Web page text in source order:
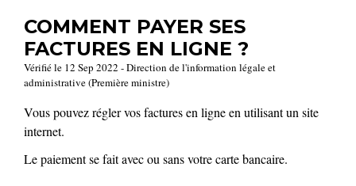
COMMENT PAYER SES
FACTURES EN LIGNE ?
Vérifié le 12 Sep 2022 - Direction de l'information légale et
administrative (Première ministre)
Vous pouvez régler vos factures en ligne en utilisant un site
internet.
Le paiement se fait avec ou sans votre carte bancaire.